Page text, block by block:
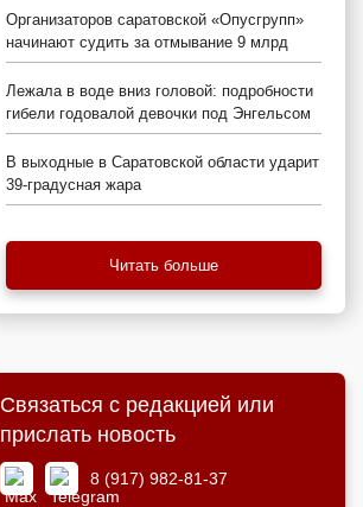
Организаторов саратовской «Опусгрупп»
начинают судить за отмывание 9 млрд
Лежала в воде вниз головой: подробности
гибели годовалой девочки под Энгельсом
В выходные в Саратовской области ударит
39-градусная жара
Читать больше
Связаться с редакцией или
прислать новость
8 (917) 982-81-37